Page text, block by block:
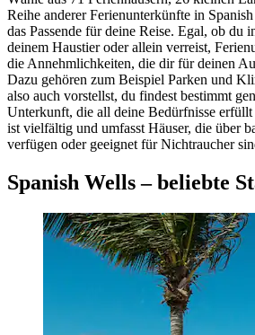
Reihe anderer Ferienunterkünfte in
das Passende für deine Reise. Egal, ob du
deinem Haustier oder allein verreist,
die Annehmlichkeiten, die dir für deinen
Dazu gehören zum Beispiel Parken und
also auch vorstellst, du findest bestimmt
Unterkunft, die all deine Bedürfnisse
ist vielfältig und umfasst Häuser, die über
verfügen oder geeignet für Nichtraucher
Spanish Wells – beliebte